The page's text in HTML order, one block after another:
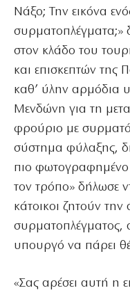
Νάξο; Την εικόνα
συρματοπλέγματα;»
στον κλάδο του
και επισκεπτών της
καθ’ ύλην αρμόδια
Μενδώνη για τη
φρούριο με
σύστημα φύλαξης,
πιο φωτογραφημένο
τον τρόπο» δήλωσε
κάτοικοι ζητούν
συρματοπλέγματος,
υπουργό να πάρει
«Σας αρέσει αυτή η